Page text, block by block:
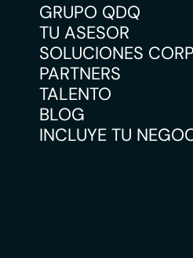
GRUPO QDQ
TU ASESOR
SOLUCIONES
PARTNERS
TALENTO
BLOG
INCLUYE TU